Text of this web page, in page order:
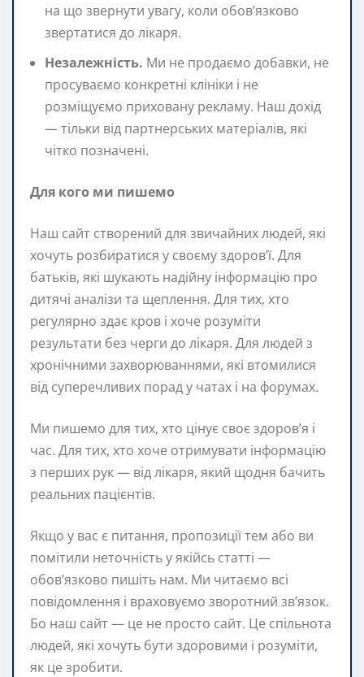
на що звернути увагу, коли обов’язково
звертатися до лікаря.
Незалежність. Ми не продаємо добавки, не
просуваємо конкретні клініки і не
розміщуємо приховану рекламу. Наш дохід
— тільки від партнерських матеріалів, які
чітко позначені.
Для кого ми пишемо
Наш сайт створений для звичайних людей, які
хочуть розбиратися у своєму здоров’ї. Для
батьків, які шукають надійну інформацію про
дитячі аналізи та щеплення. Для тих, хто
регулярно здає кров і хоче розуміти
результати без черги до лікаря. Для людей з
хронічними захворюваннями, які втомилися
від суперечливих порад у чатах і на форумах.
Ми пишемо для тих, хто цінує своє здоров’я і
час. Для тих, хто хоче отримувати інформацію
з перших рук — від лікаря, який щодня бачить
реальних пацієнтів.
Якщо у вас є питання, пропозиції тем або ви
помітили неточність у якійсь статті —
обов’язково пишіть нам. Ми читаємо всі
повідомлення і враховуємо зворотний зв’язок.
Бо наш сайт — це не просто сайт. Це спільнота
людей, які хочуть бути здоровими і розуміти,
як це зробити.